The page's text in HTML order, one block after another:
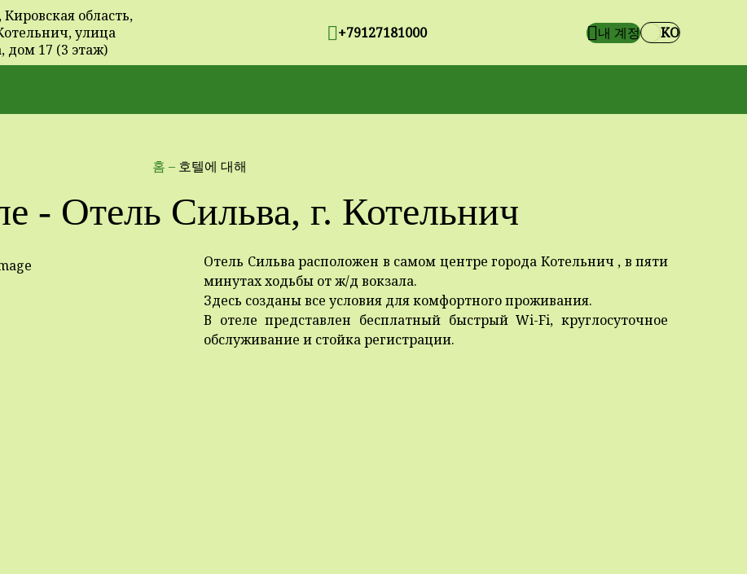
Кировская область,
улица
дом 17 (3 этаж)
+79127181000 내 계정 KO
홈 – 호텔에 대해
- Отель Сильва, г. Котельнич
Отель Сильва расположен в самом центре города Котельнич , в пяти
минутах ходьбы от ж/д вокзала.
Здесь созданы все условия для комфортного проживания.
В отеле представлен бесплатный быстрый Wi-Fi, круглосуточное
обслуживание и стойка регистрации.